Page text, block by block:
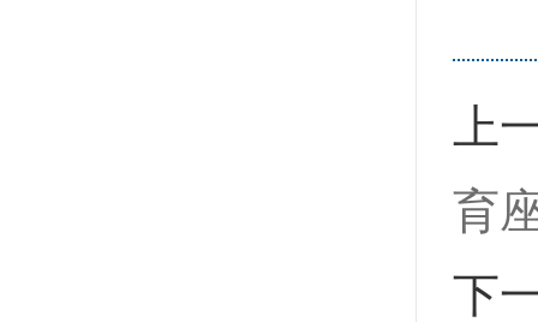
上
育
下